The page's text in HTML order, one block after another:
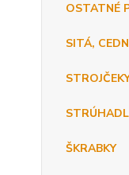
OSTATNÉ
SITÁ,
ŠKRABKY